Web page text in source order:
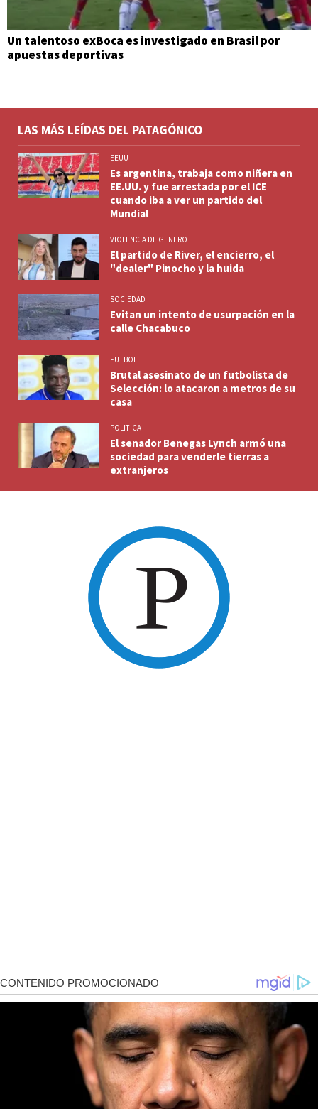
Un talentoso exBoca es investigado en Brasil por
apuestas deportivas
LAS MÁS LEÍDAS DEL PATAGÓNICO
EEUU
Es argentina, trabaja como niñera en
EE.UU. y fue arrestada por el ICE
cuando iba a ver un partido del
Mundial
VIOLENCIA DE GENERO
El partido de River, el encierro, el
"dealer" Pinocho y la huida
SOCIEDAD
Evitan un intento de usurpación en la
calle Chacabuco
FUTBOL
Brutal asesinato de un futbolista de
Selección: lo atacaron a metros de su
casa
POLITICA
El senador Benegas Lynch armó una
sociedad para venderle tierras a
extranjeros